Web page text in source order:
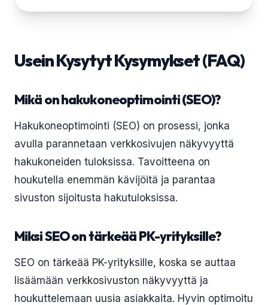
Usein Kysytyt Kysymykset (FAQ)
Mikä on hakukoneoptimointi (SEO)?
Hakukoneoptimointi (SEO) on prosessi, jonka
avulla parannetaan verkkosivujen näkyvyyttä
hakukoneiden tuloksissa. Tavoitteena on
houkutella enemmän kävijöitä ja parantaa
sivuston sijoitusta hakutuloksissa.
Miksi SEO on tärkeää PK-yrityksille?
SEO on tärkeää PK-yrityksille, koska se auttaa
lisäämään verkkosivuston näkyvyyttä ja
houkuttelemaan uusia asiakkaita. Hyvin optimoitu